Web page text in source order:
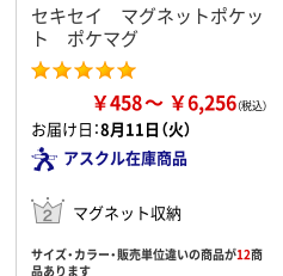
セキセイ マグネットポケッ
ト ポケマグ
￥458 ￥6,256
お届け日：8月11日（火）
アスクル在庫商品
マグネット収納
サイズ・カラー・販売単位違いの商品が12商
品あります